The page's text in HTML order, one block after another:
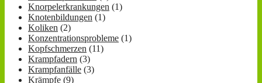
Knorpelerkrankungen (1)
Knotenbildungen (1)
Koliken (2)
Konzentrationsprobleme (1)
Kopfschmerzen (11)
Krampfadern (3)
Krampfanfälle (3)
Krämpfe (9)